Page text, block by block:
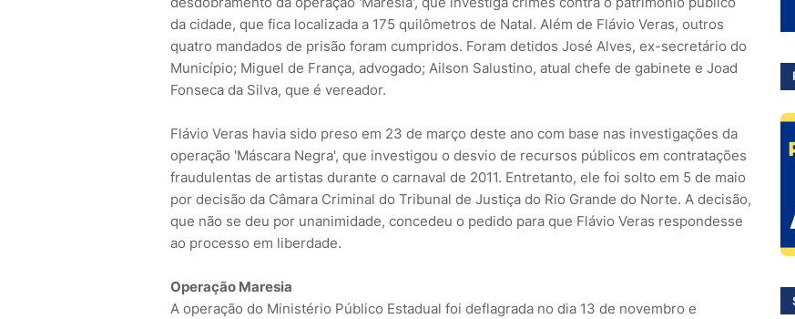
da cidade, que fica localizada a 175 quilômetros de Natal. Além de Flávio Veras, outros
quatro mandados de prisão foram cumpridos. Foram detidos José Alves, ex-secretário do
Município; Miguel de França, advogado; Ailson Salustino, atual chefe de gabinete e Joad
Fonseca da Silva, que é vereador.
Flávio Veras havia sido preso em 23 de março deste ano com base nas investigações da
operação 'Máscara Negra', que investigou o desvio de recursos públicos em contratações
fraudulentas de artistas durante o carnaval de 2011. Entretanto, ele foi solto em 5 de maio
por decisão da Câmara Criminal do Tribunal de Justiça do Rio Grande do Norte. A decisão,
que não se deu por unanimidade, concedeu o pedido para que Flávio Veras respondesse
ao processo em liberdade.
Operação Maresia
A operação do Ministério Público Estadual foi deflagrada no dia 13 de novembro e